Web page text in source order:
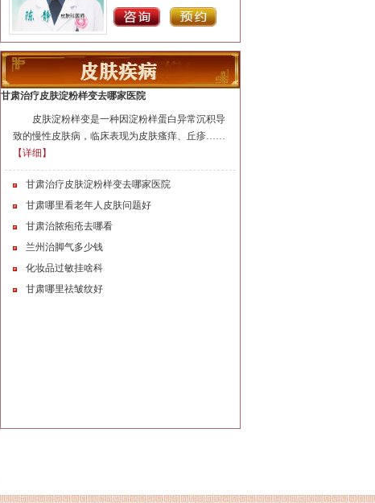
汪洋
简介：医生擅长牛皮癣、鱼
疮)、腋臭...【详细】
甘肃治疗皮肤淀粉样变去哪家医院
皮肤淀粉样变是一种因淀粉样蛋白异常沉积导
致的慢性皮肤病，临床表现为皮肤瘙痒、丘疹……
【详细】
甘肃治疗皮肤淀粉样变去哪家医院
甘肃哪里看老年人皮肤问题好
甘肃治脓疱疮去哪看
兰州治脚气多少钱
化妆品过敏挂啥科
甘肃哪里祛皱纹好